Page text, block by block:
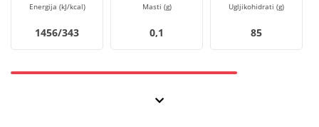
Energija (kJ/kcal)
1456/343
Masti (g)
0,1
Ugljikohidrati (g)
85